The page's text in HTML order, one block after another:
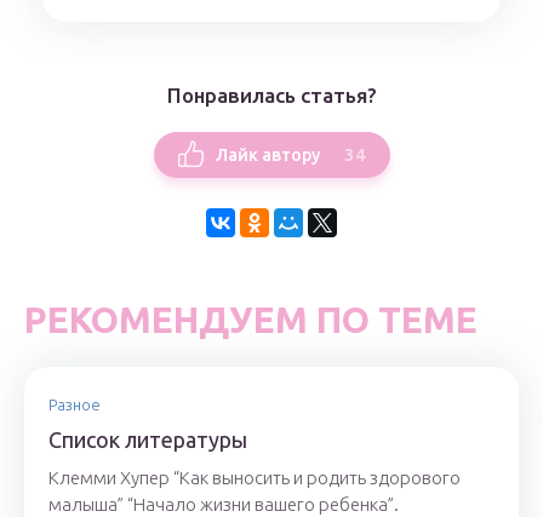
Понравилась статья?
Лайк автору 34
РЕКОМЕНДУЕМ ПО ТЕМЕ
Разное
Список литературы
Клемми Хупер “Как выносить и родить здорового
малыша” “Начало жизни вашего ребенка”.